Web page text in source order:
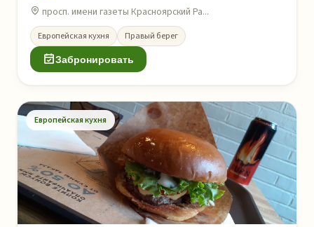
просп. имени газеты Красноярский Ра...
Европейская кухня Правый берег
Забронировать
Европейская кухня